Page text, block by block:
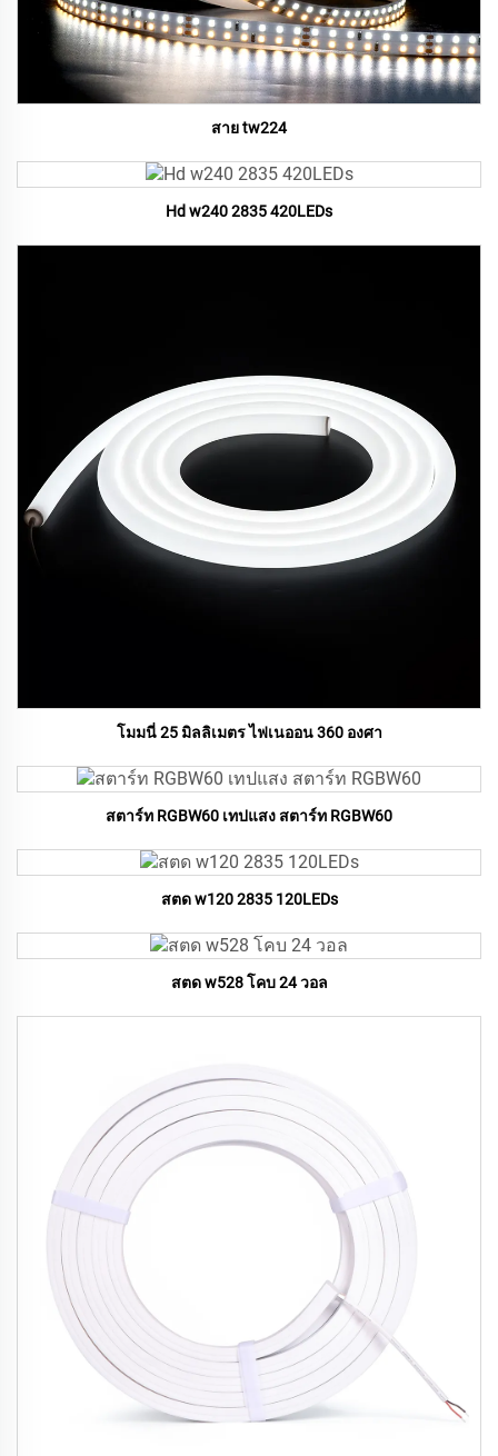
สาย tw224
Hd w240 2835 420LEDs
โมมนี่ 25 มิลลิเมตร ไฟเนออน 360 องศา
สตาร์ท RGBW60 เทปแสง สตาร์ท RGBW60
สตด w120 2835 120LEDs
สตด w528 โคบ 24 วอล